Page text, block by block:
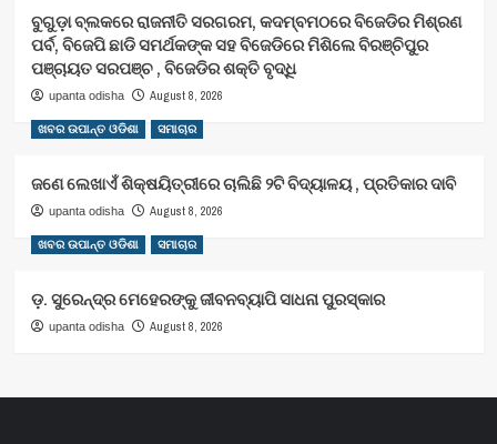
ବୁଗୁଡ଼ା ବ୍ଲକରେ ରାଜନୀତି ସରଗରମ, କଦମ୍ବମଠରେ ବିଜେଡିର ମିଶ୍ରଣ
ପର୍ବ, ବିଜେପି ଛାଡି ସମର୍ଥକଙ୍କ ସହ ବିଜେଡିରେ ମିଶିଲେ ବିରଞ୍ଚିପୁର
ପଞ୍ଚାୟତ ସରପଞ୍ଚ , ବିଜେଡିର ଶକ୍ତି ବୃଦ୍ଧି
upanta odisha August 8, 2026
ଖବର ଉପାନ୍ତ ଓଡିଶା ସମାଚାର
ଜଣେ ଲେଖାଏଁ ଶିକ୍ଷୟିତ୍ରୀରେ ଚାଲିଛି ୨ଟି ବିଦ୍ୟାଳୟ , ପ୍ରତିକାର ଦାବି
upanta odisha August 8, 2026
ଖବର ଉପାନ୍ତ ଓଡିଶା ସମାଚାର
ଡ଼. ସୁରେନ୍ଦ୍ର ମେହେରଙ୍କୁ ଜୀବନବ୍ୟାପି ସାଧନା ପୁରସ୍କାର
upanta odisha August 8, 2026